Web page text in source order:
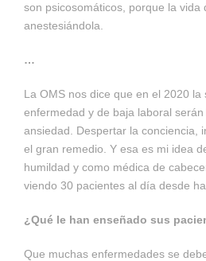
son psicosomáticos, porque la vida
anestesiándola.
…
La OMS nos dice que en el 2020 la
enfermedad y de baja laboral
ansiedad. Despertar la conciencia,
el gran remedio. Y esa es mi idea
humildad y como médica de
viendo 30 pacientes al día desde
¿Qué le han enseñado sus
Que muchas enfermedades se